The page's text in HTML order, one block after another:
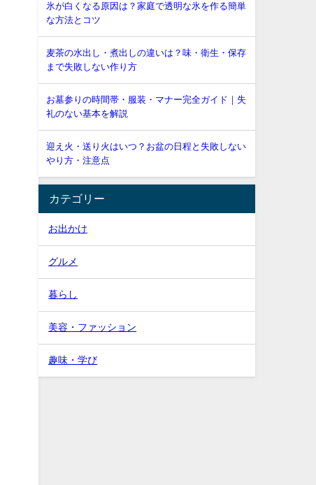
氷が白くなる原因は？家庭で透明な氷を作る簡単
な方法とコツ
麦茶の水出し・煮出しの違いは？味・衛生・保存
まで失敗しない作り方
お墓参りの時間帯・服装・マナー完全ガイド｜失
礼のない基本を解説
迎え火・送り火はいつ？お盆の日程と失敗しない
やり方・注意点
カテゴリー
お出かけ
グルメ
暮らし
美容・ファッション
趣味・学び